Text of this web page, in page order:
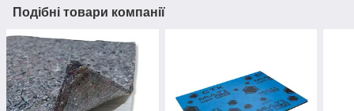
Подібні товари компанії